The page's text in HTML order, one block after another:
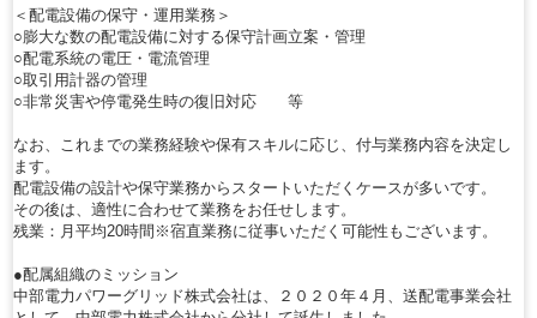
＜配電設備の保守・運用業務＞
○膨大な数の配電設備に対する保守計画立案・管理
○配電系統の電圧・電流管理
○取引用計器の管理
○非常災害や停電発生時の復旧対応 等
なお、これまでの業務経験や保有スキルに応じ、付与業務内容を決定し
ます。
配電設備の設計や保守業務からスタートいただくケースが多いです。
その後は、適性に合わせて業務をお任せします。
残業：月平均20時間※宿直業務に従事いただく可能性もございます。
●配属組織のミッション
中部電力パワーグリッド株式会社は、２０２０年４月、送配電事業会社